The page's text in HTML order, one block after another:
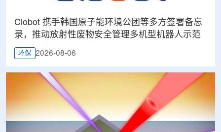
Clobot 携手韩国原子能环境公团等多方签署备忘
录，推动放射性废物安全管理多机型机器人示范
环保 2026-08-06